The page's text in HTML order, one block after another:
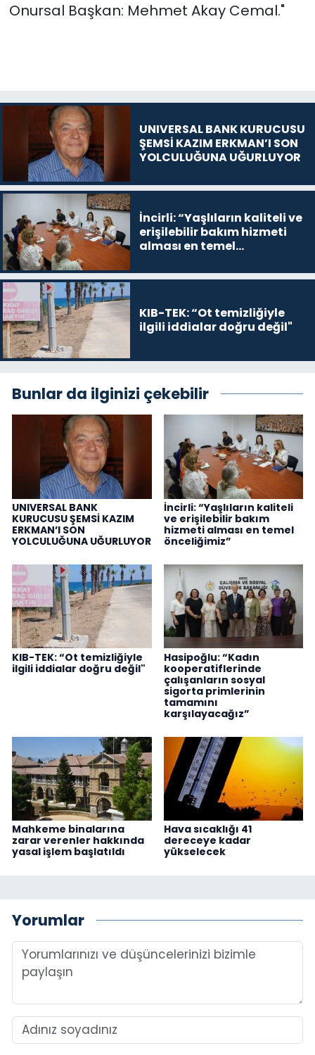
Onursal Başkan: Mehmet Akay Cemal."
UNIVERSAL BANK KURUCUSU
ŞEMSİ KAZIM ERKMAN’I SON
YOLCULUĞUNA UĞURLUYOR
İncirli: “Yaşlıların kaliteli ve
erişilebilir bakım hizmeti
alması en temel
KIB-TEK: “Ot temizliğiyle
ilgili iddialar doğru değil"
Bunlar da ilginizi çekebilir
UNIVERSAL BANK
KURUCUSU ŞEMSİ KAZIM
ERKMAN’I SON
YOLCULUĞUNA UĞURLUYOR
İncirli: “Yaşlıların kaliteli
ve erişilebilir bakım
hizmeti alması en temel
önceliğimiz”
KIB-TEK: “Ot temizliğiyle
ilgili iddialar doğru değil"
Hasipoğlu: “Kadın
kooperatiflerinde
çalışanların sosyal
sigorta primlerinin
tamamını
karşılayacağız”
Mahkeme binalarına
zarar verenler hakkında
yasal işlem başlatıldı
Hava sıcaklığı 41
dereceye kadar
yükselecek
Yorumlar